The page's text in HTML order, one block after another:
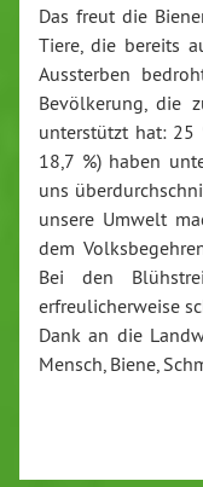
Das freut die
Tiere, die bereits
Aussterben
Bevölkerung, die
unterstützt hat: 25
18,7 %) haben
uns
unsere Umwelt
dem
Bei den
erfreulicherweise
Dank an die
Mensch, Biene,